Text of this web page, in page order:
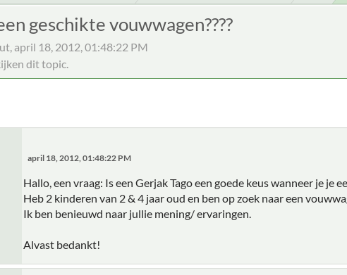
geschikte vouwwagen????
april 18, 2012, 01:48:22 PM
dit topic.
april 18, 2012, 01:48:22 PM
Hallo, een vraag: Is een Gerjak Tago een goede keus wanneer je je
Heb 2 kinderen van 2 & 4 jaar oud en ben op zoek naar een
Ik ben benieuwd naar jullie mening/ ervaringen.
Alvast bedankt!